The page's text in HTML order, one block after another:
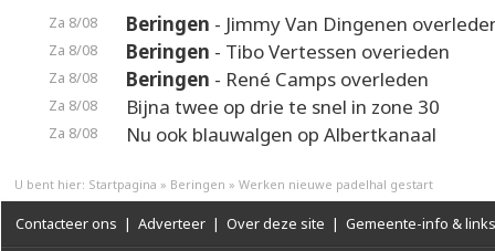
Za 8/08 Beringen - Jimmy Van Dingenen
Za 8/08 Beringen - Tibo Vertessen overieden
Za 8/08 Beringen - René Camps overleden
Za 8/08 Bijna twee op drie te snel in zone 30
Za 8/08 Nu ook blauwalgen op Albertkanaal
U bent hier: Startpagina » Beringen » Werken nieuwe padelhal gestart
Contacteer ons | Adverteer | Over deze site | Gemeente-info & links